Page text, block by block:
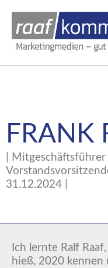
FRANK
|
31.12.2024 |
Ich lernte Ralf
hieß, 2020